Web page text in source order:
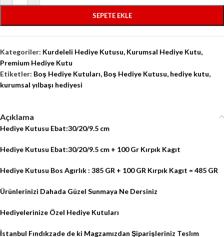
SEPETE EKLE
Kategoriler: Kurdeleli Hediye Kutusu, Kurumsal Hediye Kutu,
Premium Hediye Kutu
Etiketler: Boş Hediye Kutuları, Boş Hediye Kutusu, hediye kutu,
kurumsal yılbaşı hediyesi
Açıklama
Hediye Kutusu Ebat:30/20/9.5 cm
Hediye Kutusu Ebat:30/20/9.5 cm + 100 Gr Kırpık Kagıt
Hediye Kutusu Bos Agırlık : 385 GR + 100 GR Kırpık Kagıt = 485 GR
Ürünlerinizi Dahada Güzel Sunmaya Ne Dersiniz
Hediyelerinize Özel Hediye Kutuları
İstanbul Fındıkzade de ki Magzamızdan Şiparişleriniz Teslım